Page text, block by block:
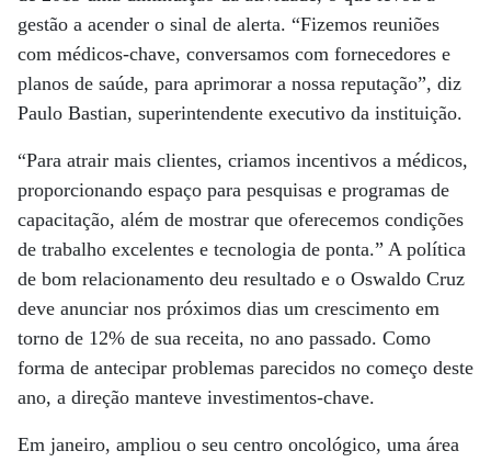
gestão a acender o sinal de alerta. “Fizemos reuniões
com médicos-chave, conversamos com fornecedores e
planos de saúde, para aprimorar a nossa reputação”, diz
Paulo Bastian, superintendente executivo da instituição.
“Para atrair mais clientes, criamos incentivos a médicos,
proporcionando espaço para pesquisas e programas de
capacitação, além de mostrar que oferecemos condições
de trabalho excelentes e tecnologia de ponta.” A política
de bom relacionamento deu resultado e o Oswaldo Cruz
deve anunciar nos próximos dias um crescimento em
torno de 12% de sua receita, no ano passado. Como
forma de antecipar problemas parecidos no começo deste
ano, a direção manteve investimentos-chave.
Em janeiro, ampliou o seu centro oncológico, uma área